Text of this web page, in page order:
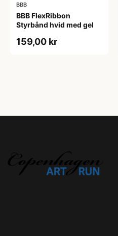
BBB
BBB FlexRibbon
Styrbånd hvid med gel
159,00 kr